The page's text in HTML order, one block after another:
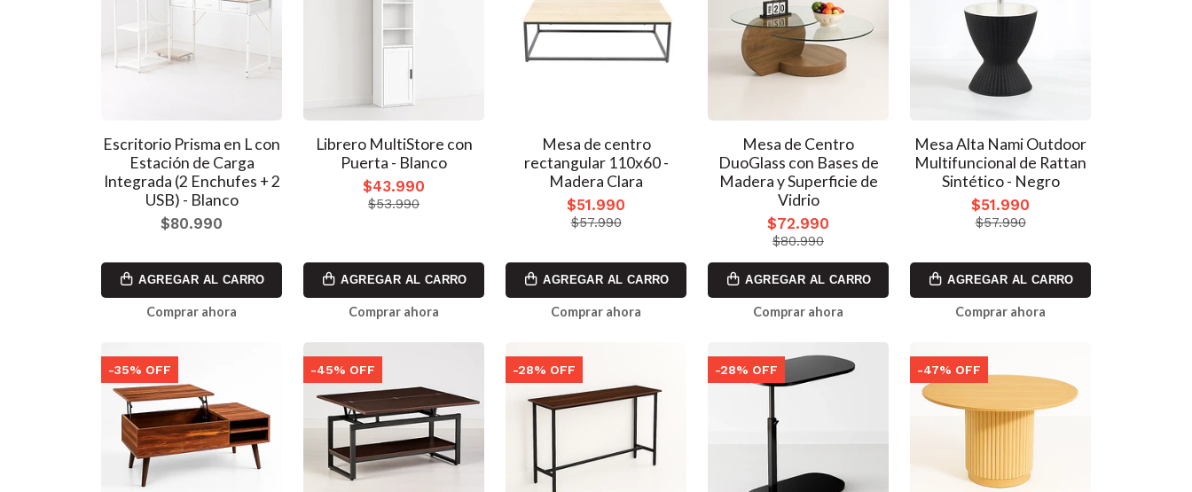
Escritorio Prisma en L con
Estación de Carga
Integrada (2 Enchufes + 2
USB) - Blanco
$80.990
AGREGAR AL CARRO
Comprar ahora
Librero MultiStore con
Puerta - Blanco
$43.990
$53.990
AGREGAR AL CARRO
Comprar ahora
Mesa de centro
rectangular 110x60 -
Madera Clara
$51.990
$57.990
AGREGAR AL CARRO
Comprar ahora
Mesa de Centro
DuoGlass con Bases de
Madera y Superficie de
Vidrio
$72.990
$80.990
AGREGAR AL CARRO
Comprar ahora
Mesa Alta Nami Outdoor
Multifuncional de Rattan
Sintético - Negro
$51.990
$57.990
AGREGAR AL CARRO
Comprar ahora
-35% OFF -45% OFF -28% OFF -28% OFF -47% OFF